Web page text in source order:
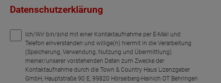
Datenschutzerklärung
Ich/Wir bin/sind mit einer Kontaktaufnahme per E-Mail und
Telefon einverstanden und willige(n) hiermit in die Verarbeitung
(Speicherung, Verwendung, Nutzung und Übermittlung)
meiner/unserer vorstehenden Daten zum Zwecke der
Kontaktaufnahme durch die Town & Country Haus Lizenzgeber
GmbH, Hauptstraße 90 E, 99820 Hörselberg-Hainich OT Behringen